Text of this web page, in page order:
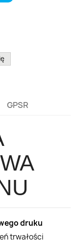
GPSR
druku
trwałości